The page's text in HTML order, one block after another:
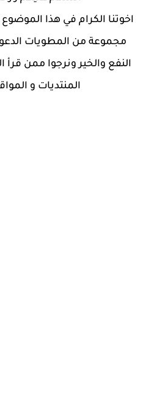
اخوتنا الكرام في هذا
مجموعة من المطويات
النفع والخير ونرجوا ممن قرأ
المنتديات و